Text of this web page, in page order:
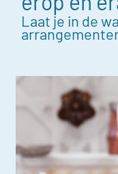
Laat je in de